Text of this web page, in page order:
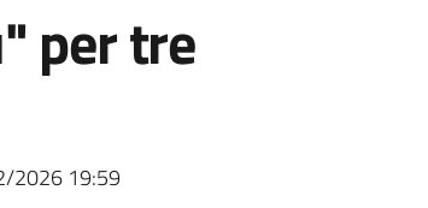
per tre
2026 19:59